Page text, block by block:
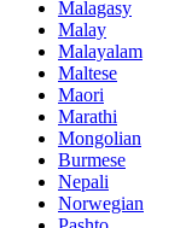
Malagasy
Malay
Malayalam
Maltese
Maori
Marathi
Mongolian
Burmese
Nepali
Norwegian